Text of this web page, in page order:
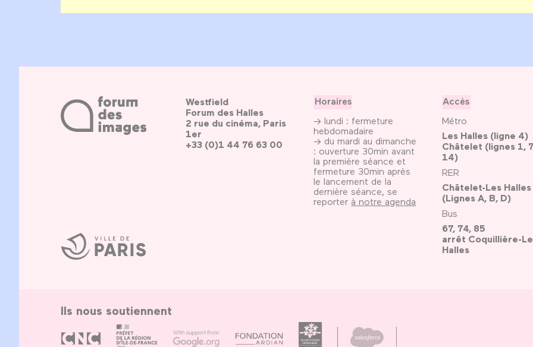
Ville
de
Paris
Westfield
Forum des Halles
2 rue du cinéma, Paris
1er
+33 (0)1 44 76 63 00
Horaires
→ lundi : fermeture
hebdomadaire
→ du mardi au dimanche
: ouverture 30min avant
la première séance et
fermeture 30min après
le lancement de la
dernière séance, se
reporter à notre agenda
Accès
Métro
Les Halles (ligne 4)
Châtelet (lignes 1,
14)
RER
Châtelet-Les Halles
(Lignes A, B, D)
Bus
67, 74, 85
arrêt Coquillière-
Halles
Ils nous soutiennent